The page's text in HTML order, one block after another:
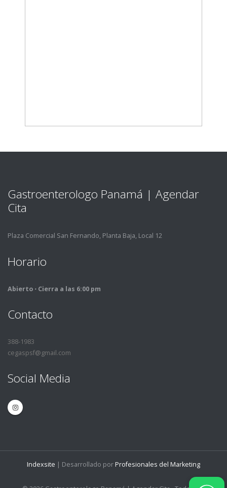
Gastroenterologo Panamá | Agendar
Cita
Plaza Comercial San Fernando, Planta Baja, Local 12
Horario
Abierto ⋅ Cierra a las 6:00 pm
Contacto
388-1983
cegaspsf@gmail.com
Social Media
Indexsite | Desarrollado porProfesionales del Marketing